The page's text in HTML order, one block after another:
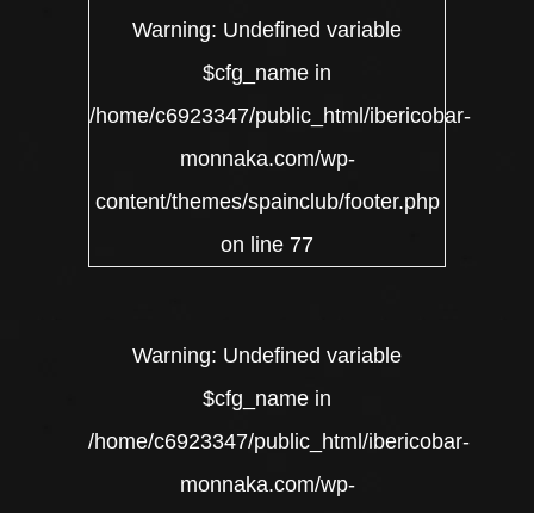
Warning: Undefined variable
$cfg_name in
/home/c6923347/public_html/ibericobar-
monnaka.com/wp-
content/themes/spainclub/footer.php
on line 77
Warning: Undefined variable
$cfg_name in
/home/c6923347/public_html/ibericobar-
monnaka.com/wp-